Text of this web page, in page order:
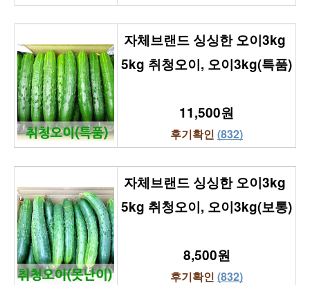
자체브랜드 싱싱한 오이3kg
5kg 취청오이, 오이3kg(특품)
11,500원
후기확인 (832)
자체브랜드 싱싱한 오이3kg
5kg 취청오이, 오이3kg(보통)
8,500원
후기확인 (832)